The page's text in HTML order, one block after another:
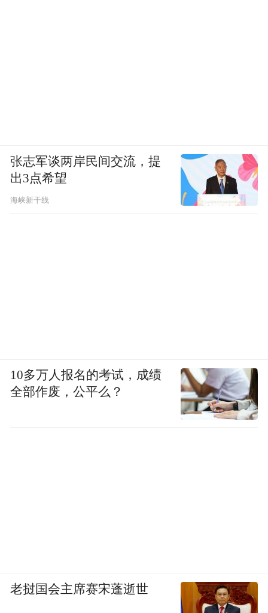
张志军谈两岸民间交流，提
出3点希望
海峡新干线
10多万人报名的考试，成绩
全部作废，公平么？
老挝国会主席赛宋蓬逝世